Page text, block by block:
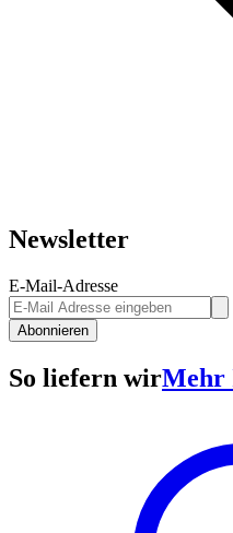
Newsletter
E-Mail-Adresse
Abonnieren
So liefern wirMehr